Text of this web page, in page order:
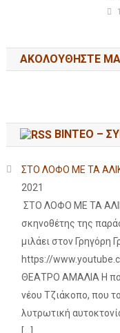
ΑΚΟΛΟΥΘΉΣΤΕ
ΒΙΝΤΕΟ –
ΣΤΟ ΛΟΦΟ ΜΕ ΤΑ
2021
ΣΤΟ ΛΟΦΟ ΜΕ ΤΑ
σκηνοθέτης της
μιλάει στον Γρηγόρη
https://
ΘΕΑΤΡΟ ΑΜΑΛΙΑ Η
νέου Τζιάκοπο, που
λυτρωτική